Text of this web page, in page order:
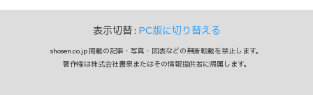
表示切替 : PC版に切り替える
shosen.co.jp 掲載の記事・写真・図表などの無断転載を禁止します。
著作権は株式会社書泉またはその情報提供者に帰属します。